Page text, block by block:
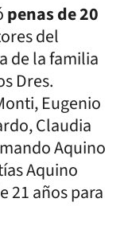
penas de 20
del
de la familia
Dres.
Eugenio
Claudia
Aquino
Aquino
21 años para